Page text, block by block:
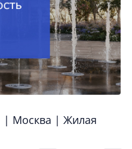
| Москва | Жилая